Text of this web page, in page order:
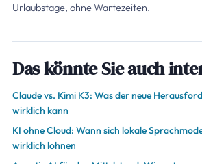
Urlaubstage, ohne Wartezeiten.
Das könnte Sie auch
Claude vs. Kimi K3: Was der neue
wirklich kann
KI ohne Cloud: Wann sich lokale
wirklich lohnen